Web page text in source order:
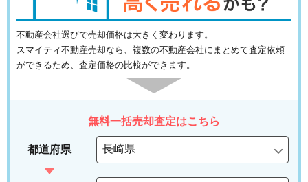
不動産会社選びで売却価格は大きく変わります。
スマイティ不動産売却なら、複数の不動産会社にまとめて査定依頼
ができるため、査定価格の比較ができます。
無料一括売却査定はこちら
都道府県